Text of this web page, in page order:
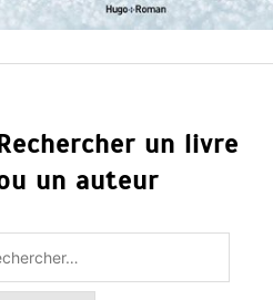
un livre
un auteur